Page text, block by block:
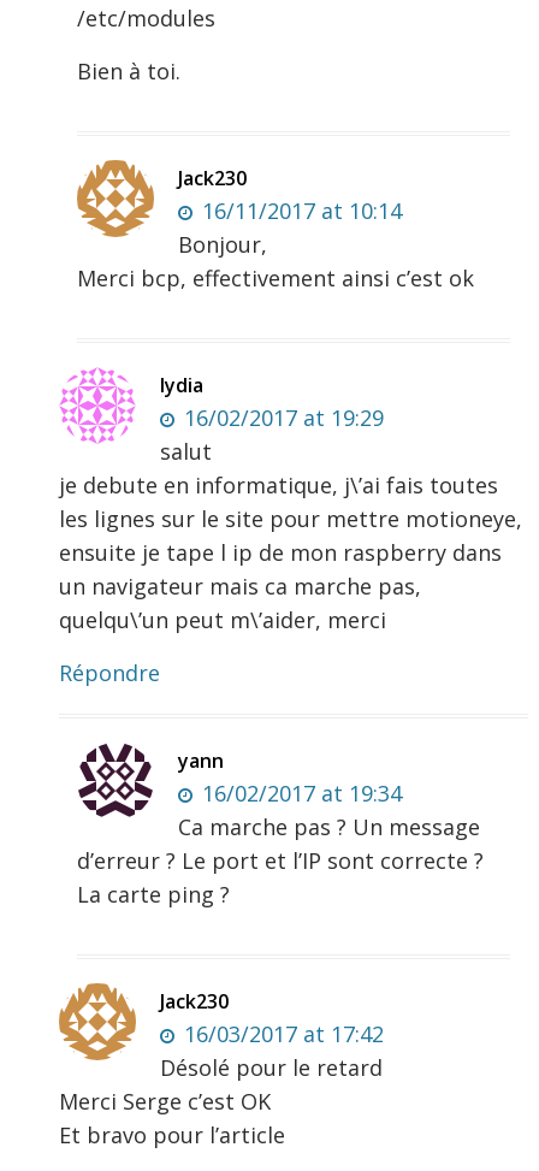
/etc/modules
Bien à toi.
Jack230
16/11/2017 at 10:14
Bonjour,
Merci bcp, effectivement ainsi c’est ok
lydia
16/02/2017 at 19:29
salut
je debute en informatique, j\’ai fais toutes
les lignes sur le site pour mettre motioneye,
ensuite je tape l ip de mon raspberry dans
un navigateur mais ca marche pas,
quelqu\’un peut m\’aider, merci
Répondre
yann
16/02/2017 at 19:34
Ca marche pas ? Un message
d’erreur ? Le port et l’IP sont correcte ?
La carte ping ?
Jack230
16/03/2017 at 17:42
Désolé pour le retard
Merci Serge c’est OK
Et bravo pour l’article